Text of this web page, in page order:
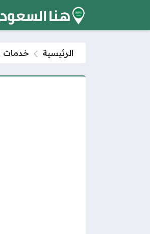
الرئيسية خدمات